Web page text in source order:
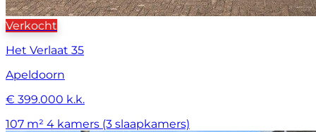
Verkocht
Het Verlaat 35
Apeldoorn
€ 399.000 k.k.
107 m² 4 kamers (3 slaapkamers)